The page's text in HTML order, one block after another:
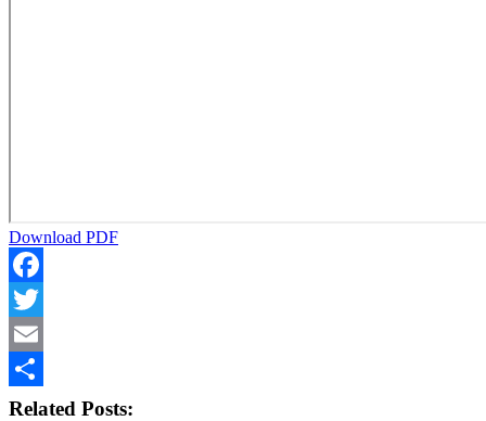
Download PDF
Facebook
Twitter
Email
Share
Related Posts: